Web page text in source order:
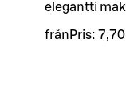
elegantti
från Pris: